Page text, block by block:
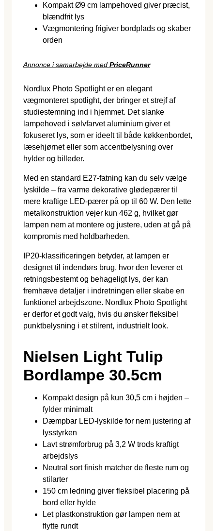
Kompakt Ø9 cm lampehoved giver præcist,
blændfrit lys
Vægmontering frigiver bordplads og skaber
orden
Annonce i samarbejde med PriceRunner
Nordlux Photo Spotlight er en elegant
vægmonteret spotlight, der bringer et strejf af
studiestemning ind i hjemmet. Det slanke
lampehoved i sølvfarvet aluminium giver et
fokuseret lys, som er ideelt til både køkkenbordet,
læsehjørnet eller som accentbelysning over
hylder og billeder.
Med en standard E27-fatning kan du selv vælge
lyskilde – fra varme dekorative glødepærer til
mere kraftige LED-pærer på op til 60 W. Den lette
metalkonstruktion vejer kun 462 g, hvilket gør
lampen nem at montere og justere, uden at gå på
kompromis med holdbarheden.
IP20-klassificeringen betyder, at lampen er
designet til indendørs brug, hvor den leverer et
retningsbestemt og behageligt lys, der kan
fremhæve detaljer i indretningen eller skabe en
funktionel arbejdszone. Nordlux Photo Spotlight
er derfor et godt valg, hvis du ønsker fleksibel
punktbelysning i et stilrent, industrielt look.
Nielsen Light Tulip
Bordlampe 30.5cm
Kompakt design på kun 30,5 cm i højden –
fylder minimalt
Dæmpbar LED-lyskilde for nem justering af
lysstyrken
Lavt strømforbrug på 3,2 W trods kraftigt
arbejdslys
Neutral sort finish matcher de fleste rum og
stilarter
150 cm ledning giver fleksibel placering på
bord eller hylde
Let plastkonstruktion gør lampen nem at
flytte rundt